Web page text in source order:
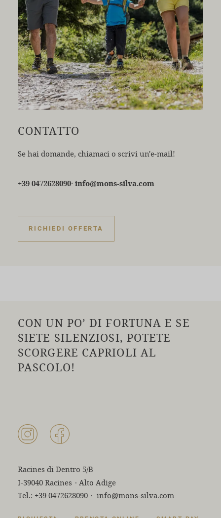
CONTATTO
Se hai domande, chiamaci o scrivi un'e-mail!
+39 0472628090· info@mons-silva.com
RICHIEDI OFFERTA
CON UN PO’ DI FORTUNA E SE
SIETE SILENZIOSI, POTETE
SCORGERE CAPRIOLI AL
PASCOLO!
Racines di Dentro 5/B
I-39040 Racines · Alto Adige
Tel.: +39 0472628090 · info@mons-silva.com